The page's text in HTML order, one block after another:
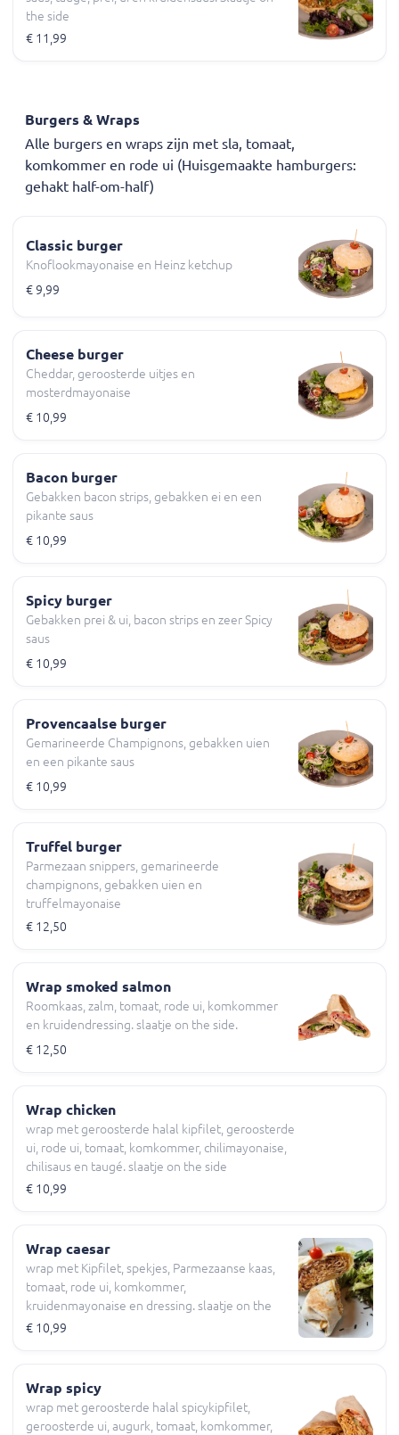
the side
€ 11,99
Burgers & Wraps
Alle burgers en wraps zijn met sla, tomaat,
komkommer en rode ui (Huisgemaakte hamburgers:
gehakt half-om-half)
Classic burger
Knoflookmayonaise en Heinz ketchup
€ 9,99
Cheese burger
Cheddar, geroosterde uitjes en
mosterdmayonaise
€ 10,99
Bacon burger
Gebakken bacon strips, gebakken ei en een
pikante saus
€ 10,99
Spicy burger
Gebakken prei & ui, bacon strips en zeer Spicy
saus
€ 10,99
Provencaalse burger
Gemarineerde Champignons, gebakken uien
en een pikante saus
€ 10,99
Truffel burger
Parmezaan snippers, gemarineerde
champignons, gebakken uien en
truffelmayonaise
€ 12,50
Wrap smoked salmon
Roomkaas, zalm, tomaat, rode ui, komkommer
en kruidendressing. slaatje on the side.
€ 12,50
Wrap chicken
wrap met geroosterde halal kipfilet, geroosterde
ui, rode ui, tomaat, komkommer, chilimayonaise,
chilisaus en taugé. slaatje on the side
€ 10,99
Wrap caesar
wrap met Kipfilet, spekjes, Parmezaanse kaas,
tomaat, rode ui, komkommer,
kruidenmayonaise en dressing. slaatje on the
side
€ 10,99
Wrap spicy
wrap met geroosterde halal spicykipfilet,
geroosterde ui, augurk, tomaat, komkommer,